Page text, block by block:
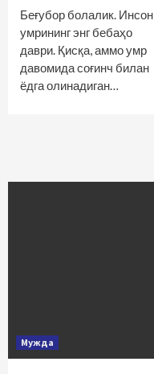
Беғубор болалик. Инсон
умрининг энг бебаҳо
даври. Қисқа, аммо умр
давомида соғинч билан
ёдга олинадиган…
Мужда